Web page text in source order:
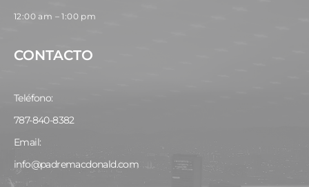
12:00 am – 1:00 pm
CONTACTO
Teléfono:
787-840-8382
Email:
info@padremacdonald.com